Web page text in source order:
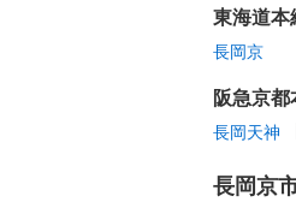
東海道本
長岡京
阪急京都
長岡天神
長岡京